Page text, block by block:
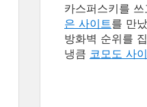
카스퍼스키를
은 사이트를 만
방화벽 순위를
냉큼 코모도 사